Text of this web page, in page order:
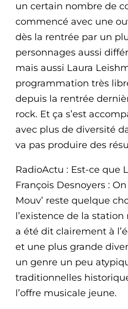
un certain nombre de
commencé avec une
dès la rentrée par un
personnages aussi
mais aussi Laura
programmation très
depuis la rentrée
rock. Et ça s’est
avec plus de diversité
va pas produire des
RadioActu : Est-ce que
François Desnoyers :
Mouv’ reste quelque
l’existence de la station
a été dit clairement à
et une plus grande
un genre un peu
traditionnelles
l’offre musicale jeune.